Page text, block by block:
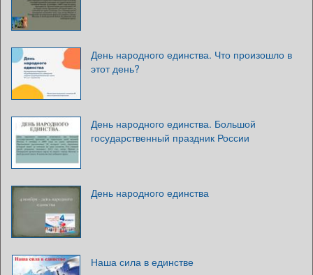
День народного единства. Что произошло в
этот день?
День народного единства. Большой
государственный праздник России
День народного единства
Наша сила в единстве